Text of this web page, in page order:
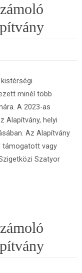
minél több
A 2023-as
Alapítvány, helyi
Az Alapítvány
támogatott vagy
Szatyor